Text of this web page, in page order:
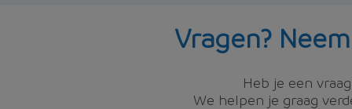
Vragen?
Heb je een
We helpen je graag